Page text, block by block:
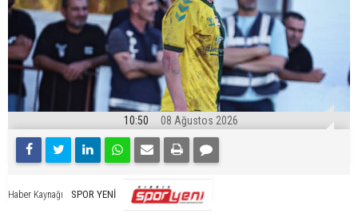
10:50 08 Ağustos 2026
Haber Kaynağı SPOR YENİ